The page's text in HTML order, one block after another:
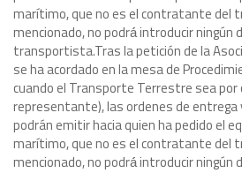
marítimo, que no es el contratante del
mencionado, no podrá́ introducir ningún
transportista.Tras la petición de la
se ha acordado en la mesa de
cuando el Transporte Terrestre sea por
representante), las ordenes de entrega
podrán emitir hacia quien ha pedido el
marítimo, que no es el contratante del
mencionado, no podrá́ introducir